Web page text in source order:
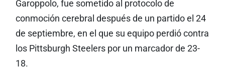
Garoppolo, fue sometido al protocolo de
conmoción cerebral después de un partido el 24
de septiembre, en el que su equipo perdió contra
los Pittsburgh Steelers por un marcador de 23-
18.